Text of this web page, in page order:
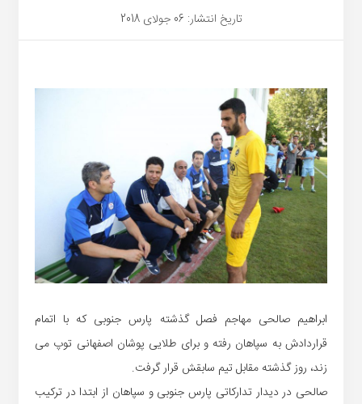
تاریخ انتشار: 06 جولای 2018
ابراهیم صالحی مهاجم فصل گذشته پارس جنوبی که با اتمام
قراردادش به سپاهان رفته و برای طلایی پوشان اصفهانی توپ می
زند، روز گذشته مقابل تیم سابقش قرار گرفت.
صالحی در دیدار تدارکاتی پارس جنوبی و سپاهان از ابتدا در ترکیب